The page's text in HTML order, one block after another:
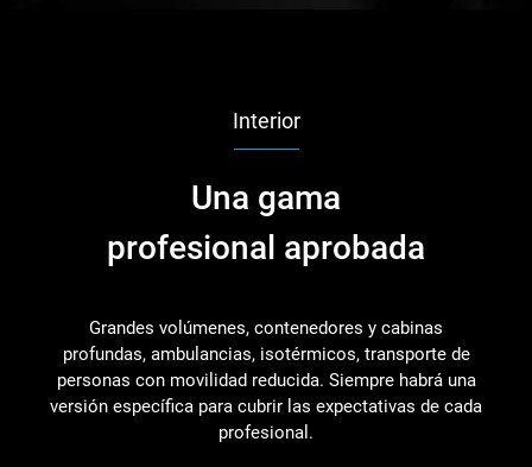
Interior
Una gama
profesional aprobada
Grandes volúmenes, contenedores y cabinas
profundas, ambulancias, isotérmicos, transporte de
personas con movilidad reducida. Siempre habrá una
versión específica para cubrir las expectativas de cada
profesional.